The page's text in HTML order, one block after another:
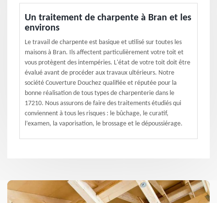
Un traitement de charpente à Bran et les
environs
Le travail de charpente est basique et utilisé sur toutes les
maisons à Bran. Ils affectent particulièrement votre toit et
vous protègent des intempéries. L'état de votre toit doit être
évalué avant de procéder aux travaux ultérieurs. Notre
société Couverture Douchez qualifiée et réputée pour la
bonne réalisation de tous types de charpenterie dans le
17210. Nous assurons de faire des traitements étudiés qui
conviennent à tous les risques : le bûchage, le curatif,
l’examen, la vaporisation, le brossage et le dépoussiérage.